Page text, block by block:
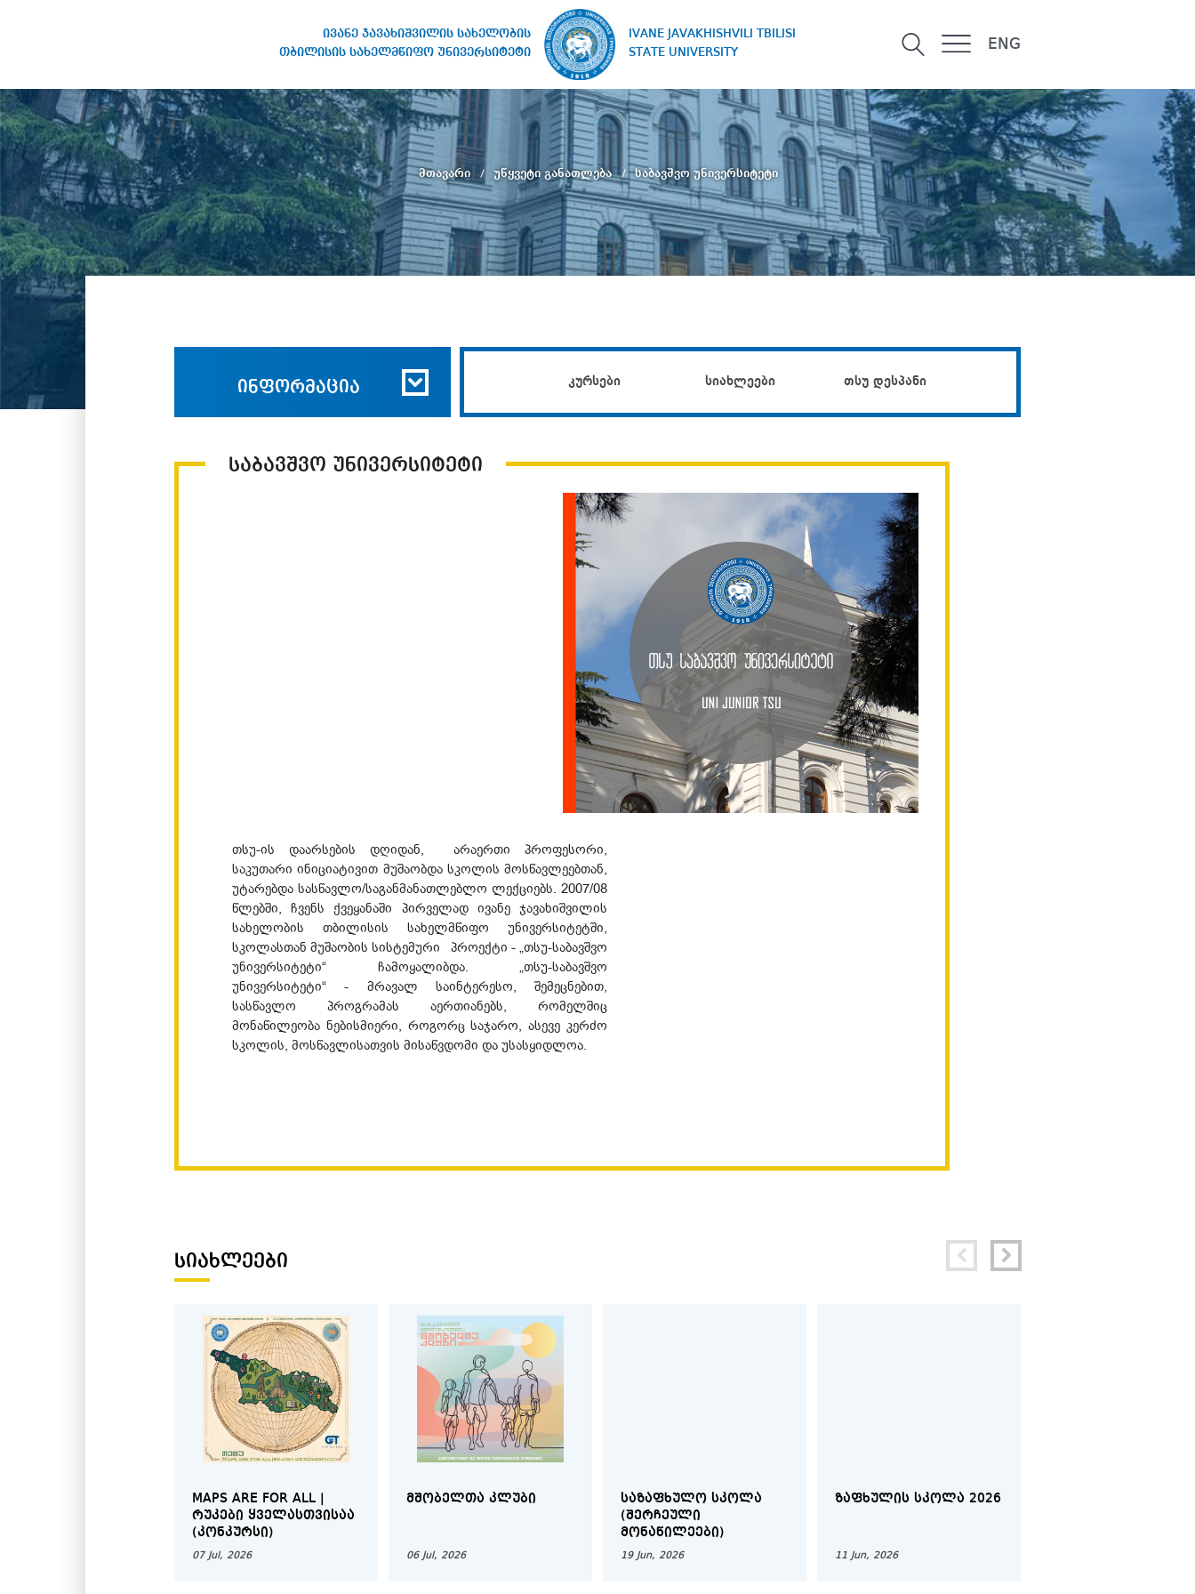
ივანე ჯავახიშვილის სახელობის
თბილისის სახელმწიფო უნივერსიტეტი
IVANE JAVAKHISHVILI TBILISI
STATE UNIVERSITY
ENG
სახელობის თბილისის
სახელმწიფო უნივერსიტეტი
მთავარი უწყვეტი განათლება საბავშვო უნივერსიტეტი
ინფორმაცია კურსები სიახლეები თსუ დესპანი
საბავშვო უნივერსიტეტი
თსუ-ის დაარსების დღიდან, არაერთი პროფესორი,
საკუთარი ინიციატივით მუშაობდა სკოლის მოსწავლეებთან,
უტარებდა სასწავლო/საგანმანათლებლო ლექციებს. 2007/08
წლებში, ჩვენს ქვეყანაში პირველად ივანე ჯავახიშვილის
სახელობის თბილისის სახელმწიფო უნივერსიტეტში,
სკოლასთან მუშაობის სისტემური პროექტი - „თსუ-საბავშვო
უნივერსიტეტი“ ჩამოყალიბდა. „თსუ-საბავშვო
უნივერსიტეტი“ - მრავალ საინტერესო, შემეცნებით,
სასწავლო პროგრამას აერთიანებს, რომელშიც
მონაწილეობა ნებისმიერი, როგორც საჯარო, ასევე კერძო
სკოლის, მოსწავლისათვის მისაწვდომი და უსასყიდლოა.
ᲡᲘᲐᲮᲚᲔᲔᲑᲘ
MAPS ARE FOR ALL |
ᲠᲣᲙᲔᲑᲘ ᲧᲕᲔᲚᲐᲡᲗᲕᲘᲡᲐᲐ
(ᲙᲝᲜᲙᲣᲠᲡᲘ)
07 Jul, 2026
ᲛᲨᲝᲑᲔᲚᲗᲐ ᲙᲚᲣᲑᲘ
06 Jul, 2026
ᲡᲐᲖᲐᲤᲮᲣᲚᲝ ᲡᲙᲝᲚᲐ
(ᲨᲔᲠᲩᲔᲣᲚᲘ
ᲛᲝᲜᲐᲬᲘᲚᲔᲔᲑᲘ)
19 Jun, 2026
ᲖᲐᲤᲮᲣᲚᲘᲡ ᲡᲙᲝᲚᲐ 2026
11 Jun, 2026